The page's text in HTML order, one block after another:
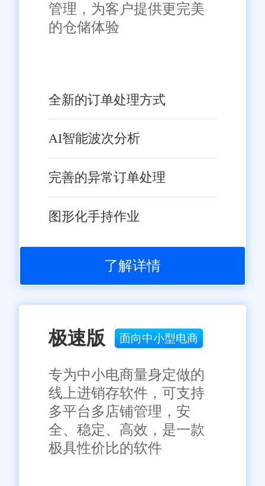
管理，为客户提供更完美
的仓储体验
全新的订单处理方式
AI智能波次分析
完善的异常订单处理
图形化手持作业
了解详情
极速版 面向中小型电商
专为中小电商量身定做的
线上进销存软件，可支持
多平台多店铺管理，安
全、稳定、高效，是一款
极具性价比的软件